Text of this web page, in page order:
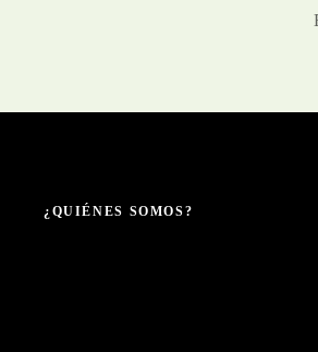
¿QUIÉNES SOMOS?